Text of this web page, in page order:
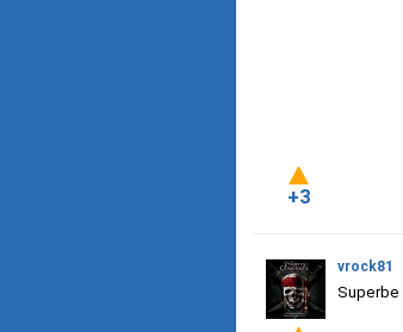
+3
vrock81
Superbe